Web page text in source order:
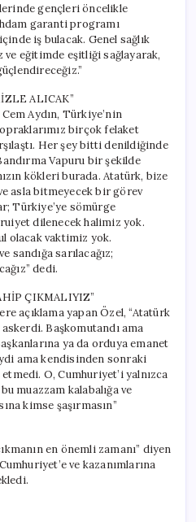
gençleri öncelikle
garanti programı
iş bulacak. Genel sağlık
ve eğitimde eşitliği sağlayarak,
ALICAK”
Aydın, Türkiye’nin
birçok felaket
Her şey bitti denildiğinde
Vapuru bir şekilde
kökleri burada. Atatürk, bize
asla bitmeyecek bir görev
Türkiye’ye sömürge
dilenecek halimiz yok.
olacak vaktimiz yok.
sandığa sarılacağız;
dedi.
ÇIKMALIYIZ”
açıklama yapan Özel, “Atatürk
Başkomutandı ama
ya da orduya emanet
ama kendisinden sonraki
O, Cumhuriyet’i yalnızca
muazzam kalabalığa ve
kimse şaşırmasın”
en önemli zamanı” diyen
ve kazanımlarına